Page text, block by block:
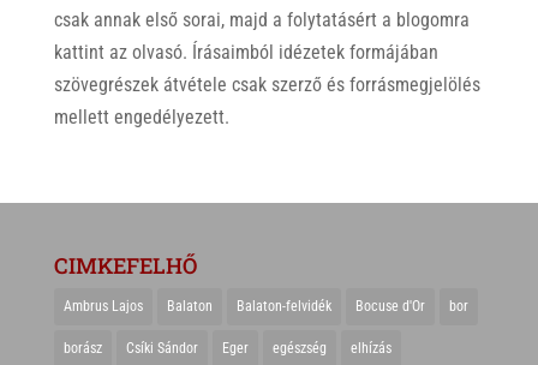
csak annak első sorai, majd a folytatásért a blogomra
kattint az olvasó. Írásaimból idézetek formájában
szövegrészek átvétele csak szerző és forrásmegjelölés
mellett engedélyezett.
CIMKEFELHŐ
Ambrus Lajos Balaton Balaton-felvidék Bocuse d'Or bor
borász Csíki Sándor Eger egészség elhízás